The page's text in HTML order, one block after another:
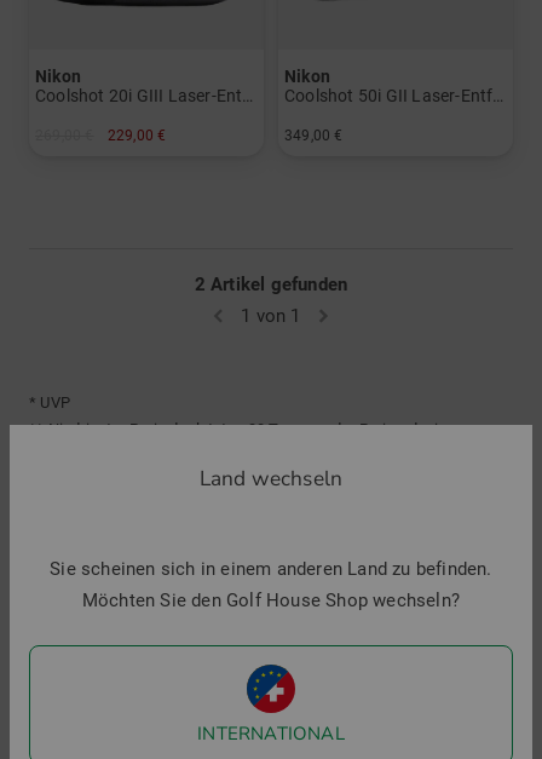
Nikon
229,00 €
Nikon
349,00 €
2 Artikel gefunden
1 von 1
* UVP
** Niedrigster Preis der letzten 30 Tage vor der Preisreduzierung
Folgen Sie uns auf Facebook & Co und erfahren Sie alles
Wissenswerte rund ums Thema Golfsport.
Land wechseln
Sie scheinen sich in einem anderen Land zu befinden.
Möchten Sie den Golf House Shop wechseln?
INTERNATIONAL